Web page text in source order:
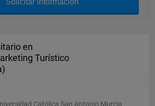
Solicitar información
en
Turístico
Católica San Antonio Murcia